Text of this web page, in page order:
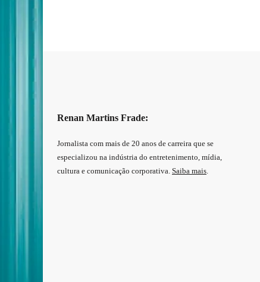
Renan Martins Frade:
Jornalista com mais de 20 anos de carreira que se
especializou na indústria do entretenimento, mídia,
cultura e comunicação corporativa. Saiba mais.